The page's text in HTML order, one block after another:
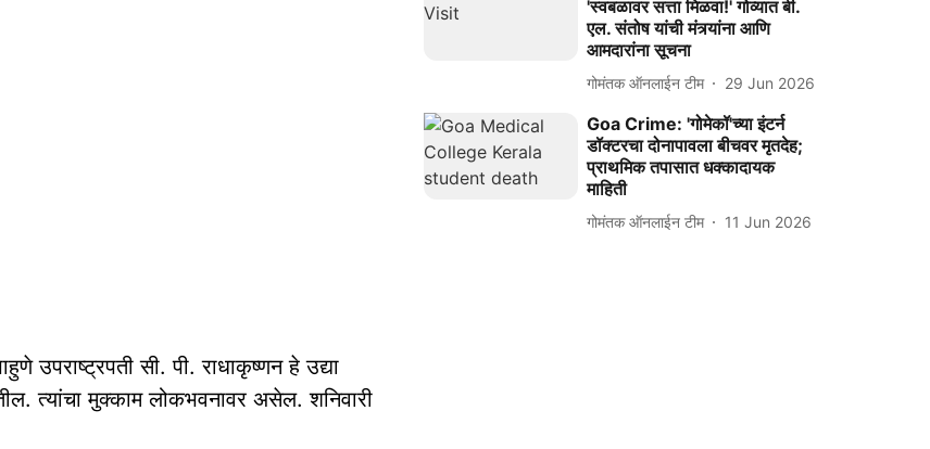
उपराष्ट्रपती सी. पी. राधाकृष्णन हे उद्या
त्यांचा मुक्काम लोकभवनावर असेल. शनिवारी
'स्वबळावर सत्ता मिळवा!' गोव्यात बी.
एल. संतोष यांची मंत्र्यांना आणि
आमदारांना सूचना
गोमंतक ऑनलाईन टीम 29 Jun 2026
Goa Crime: 'गोमेकॉ'च्या इंटर्न
डॉक्टरचा दोनापावला बीचवर मृतदेह;
प्राथमिक तपासात धक्कादायक
माहिती
गोमंतक ऑनलाईन टीम 11 Jun 2026